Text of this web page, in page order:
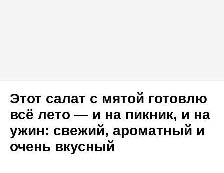
Этот салат с мятой готовлю
всё лето — и на пикник, и на
ужин: свежий, ароматный и
очень вкусный